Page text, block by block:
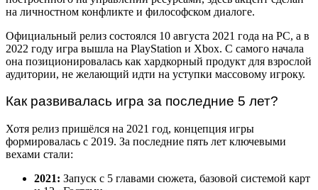
на личностном конфликте и философском диалоге.
Официальный релиз состоялся 10 августа 2021 года на PC, а в
2022 году игра вышла на PlayStation и Xbox. С самого начала
она позиционировалась как хардкорный продукт для взрослой
аудитории, не желающий идти на уступки массовому игроку.
Как развивалась игра за последние 5 лет?
Хотя релиз пришёлся на 2021 год, концепция игры
формировалась с 2019. За последние пять лет ключевыми
вехами стали:
2021: Запуск с 5 главами сюжета, базовой системой карт